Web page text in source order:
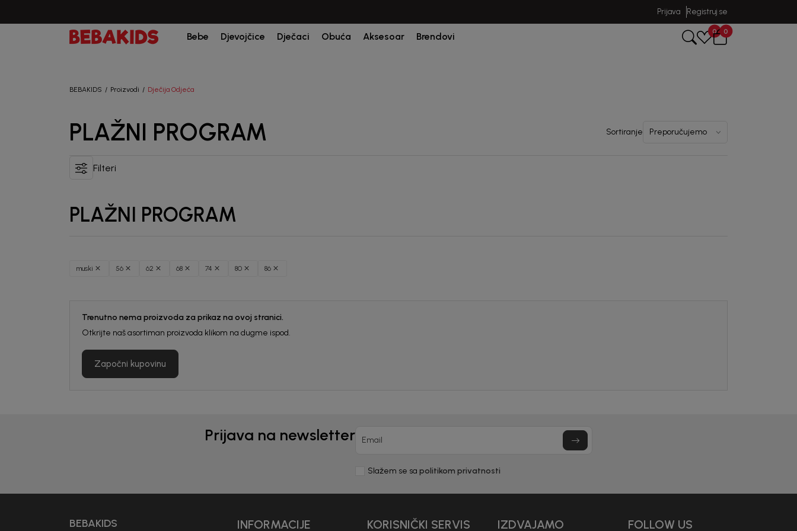
Prijava Registruj se
Bebe Djevojčice Dječaci Obuća Aksesoar Brendovi 0 0
BEBAKIDS Proizvodi Dječija Odjeća
PLAŽNI PROGRAM Sortiranje
Filteri
PLAŽNI PROGRAM
muski 56 62 68 74 80 86
Trenutno nema proizvoda za prikaz na ovoj stranici.
Otkrijte naš asortiman proizvoda klikom na dugme ispod.
Započni kupovinu
Prijava na newsletter Email
Slažem se sa politikom privatnosti
BEBAKIDS INFORMACIJE KORISNIČKI SERVIS IZDVAJAMO FOLLOW US